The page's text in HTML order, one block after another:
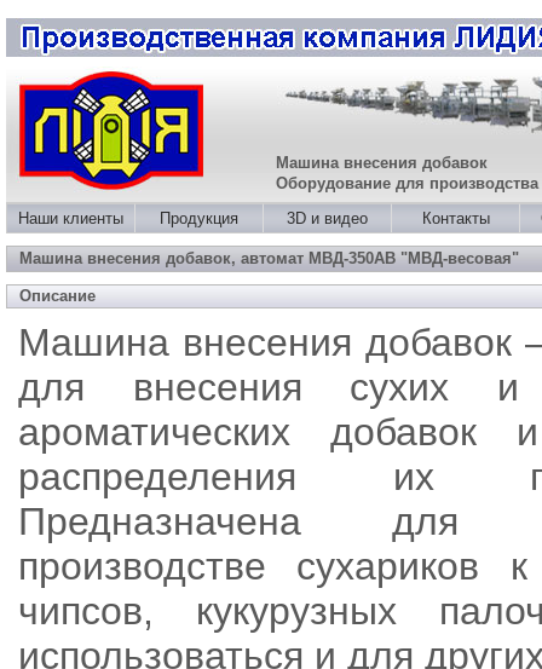
Машина внесения добавок
Оборудование для
Наши клиенты
Продукция 3D и видео Контакты
Машина внесения добавок, автомат МВД-350АВ "МВД-весовая"
Описание
Машина внесения добавок
для внесения сухих
ароматических добавок
распределения их
Предназначена
производстве сухариков
чипсов, кукурузных
использоваться и для